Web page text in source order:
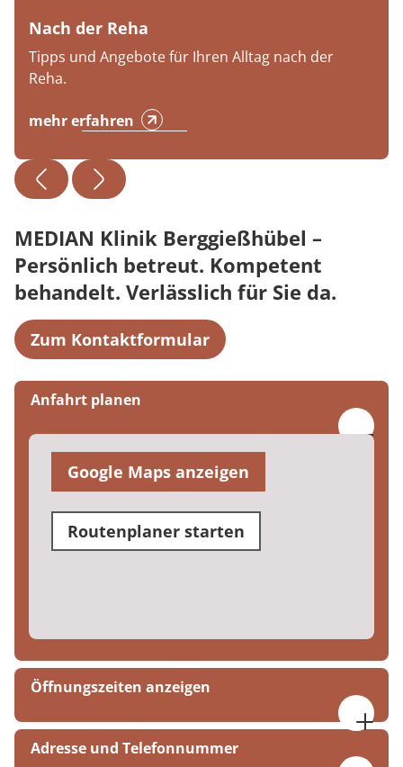
Nach der Reha
Tipps und Angebote für Ihren Alltag nach der
Reha.
mehr erfahren
MEDIAN Klinik Berggießhübel –
Persönlich betreut. Kompetent
behandelt. Verlässlich für Sie da.
Zum Kontaktformular
Anfahrt planen
Google Maps anzeigen
Routenplaner starten
Öffnungszeiten anzeigen
Montag bis Donnerstag, 07:30 bis 17:00 Uhr
Freitag, 07:30 bis 16:00 Uhr
Adresse und Telefonnummer